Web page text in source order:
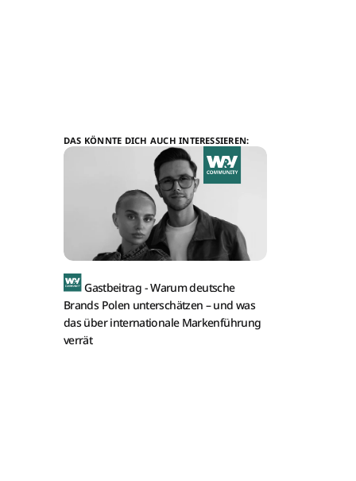
DAS KÖNNTE DICH AUCH INTERESSIEREN:
Gastbeitrag -Warum deutsche
Brands Polen unterschätzen – und was
das über internationale Markenführung
verrät